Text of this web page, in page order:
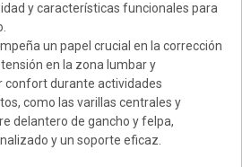
y características funcionales para
un papel crucial en la corrección
en la zona lumbar y
confort durante actividades
como las varillas centrales y
delantero de gancho y felpa,
y un soporte eficaz.